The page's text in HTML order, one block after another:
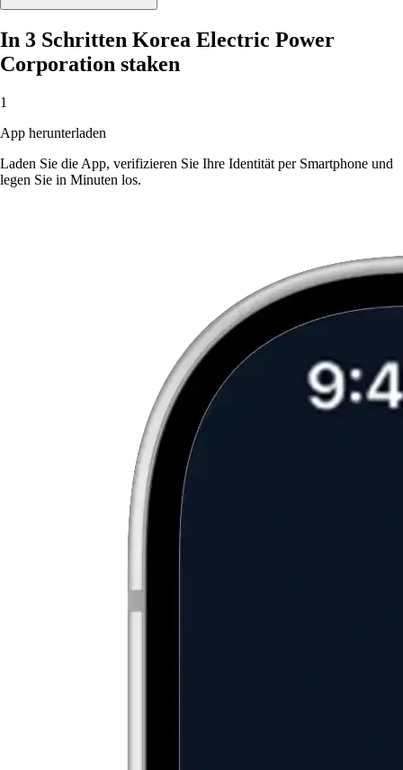
In 3 Schritten Korea Electric Power
Corporation staken
1
App herunterladen
Laden Sie die App, verifizieren Sie Ihre Identität per Smartphone und
legen Sie in Minuten los.